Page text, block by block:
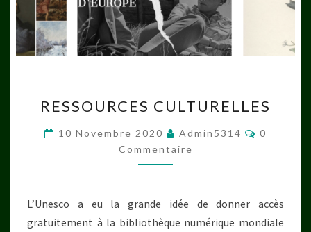
CULTURELLES
RESSOURCES CULTURELLES
10 Novembre 2020 Admin5314
0
Commentaire
L’Unesco a eu la grande idée de donner accès
gratuitement à la bibliothèque numérique mondiale